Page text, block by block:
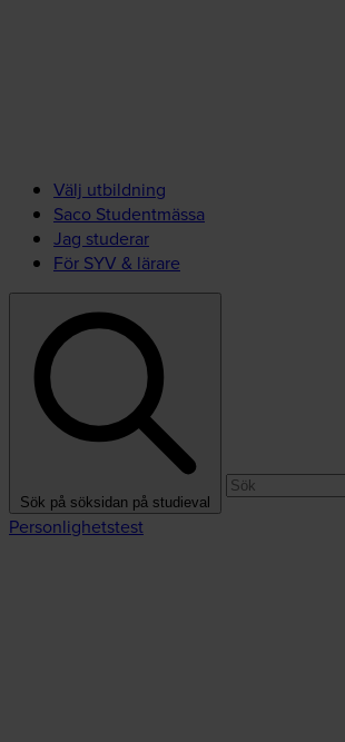
Välj utbildning
Saco Studentmässa
Jag studerar
För SYV & lärare
Sök på söksidan på studieval
Personlighetstest